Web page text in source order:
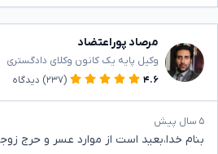
مرصاد پوراعتضاد
وکیل پایه یک کانون وکلای دادگستری
۴.۶
(۲۳۷) دیدگاه
۵ سال پیش
بنام خدا،بعید است از موارد عسر و حرج